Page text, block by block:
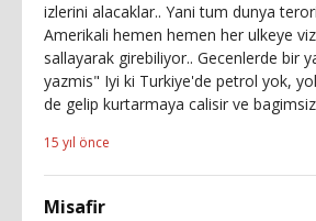
izlerini alacaklar.. Yani tum dunya
Amerikali hemen hemen her ulkeye
sallayarak girebiliyor.. Gecenlerde bir
yazmis" Iyi ki Turkiye'de petrol yok,
de gelip kurtarmaya calisir ve
15 yıl önce
Misafir